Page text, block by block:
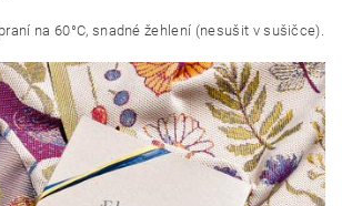
na 60°C, snadné žehlení (nesušit v sušičce).